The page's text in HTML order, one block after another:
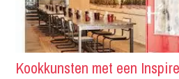
Kookkunsten met een